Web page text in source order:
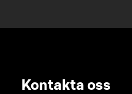
Kontakta oss